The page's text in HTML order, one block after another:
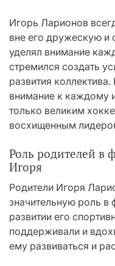
Игорь Ларионов
вне его дружескую
уделял внимание
стремился создать
развития
внимание к каждому
только великим
восхищенным
Роль родителей в
Игоря
Родители Игоря
значительную роль в
развитии его
поддерживали и
ему развиваться и